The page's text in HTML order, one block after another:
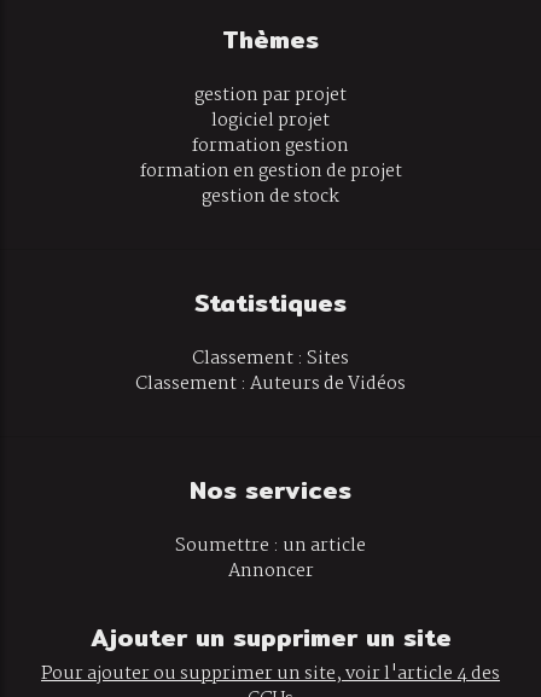
Thèmes
gestion par projet
logiciel projet
formation gestion
formation en gestion de projet
gestion de stock
Statistiques
Classement : Sites
Classement : Auteurs de Vidéos
Nos services
Soumettre : un article
Annoncer
Ajouter un supprimer un site
Pour ajouter ou supprimer un site, voir l'article 4 des